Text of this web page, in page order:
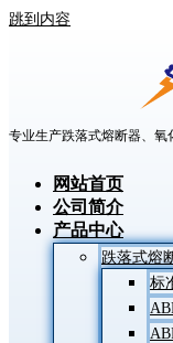
跳到内容
专业生产跌落式熔断器、
网站首页
公司简介
产品中心
跌落式熔
标